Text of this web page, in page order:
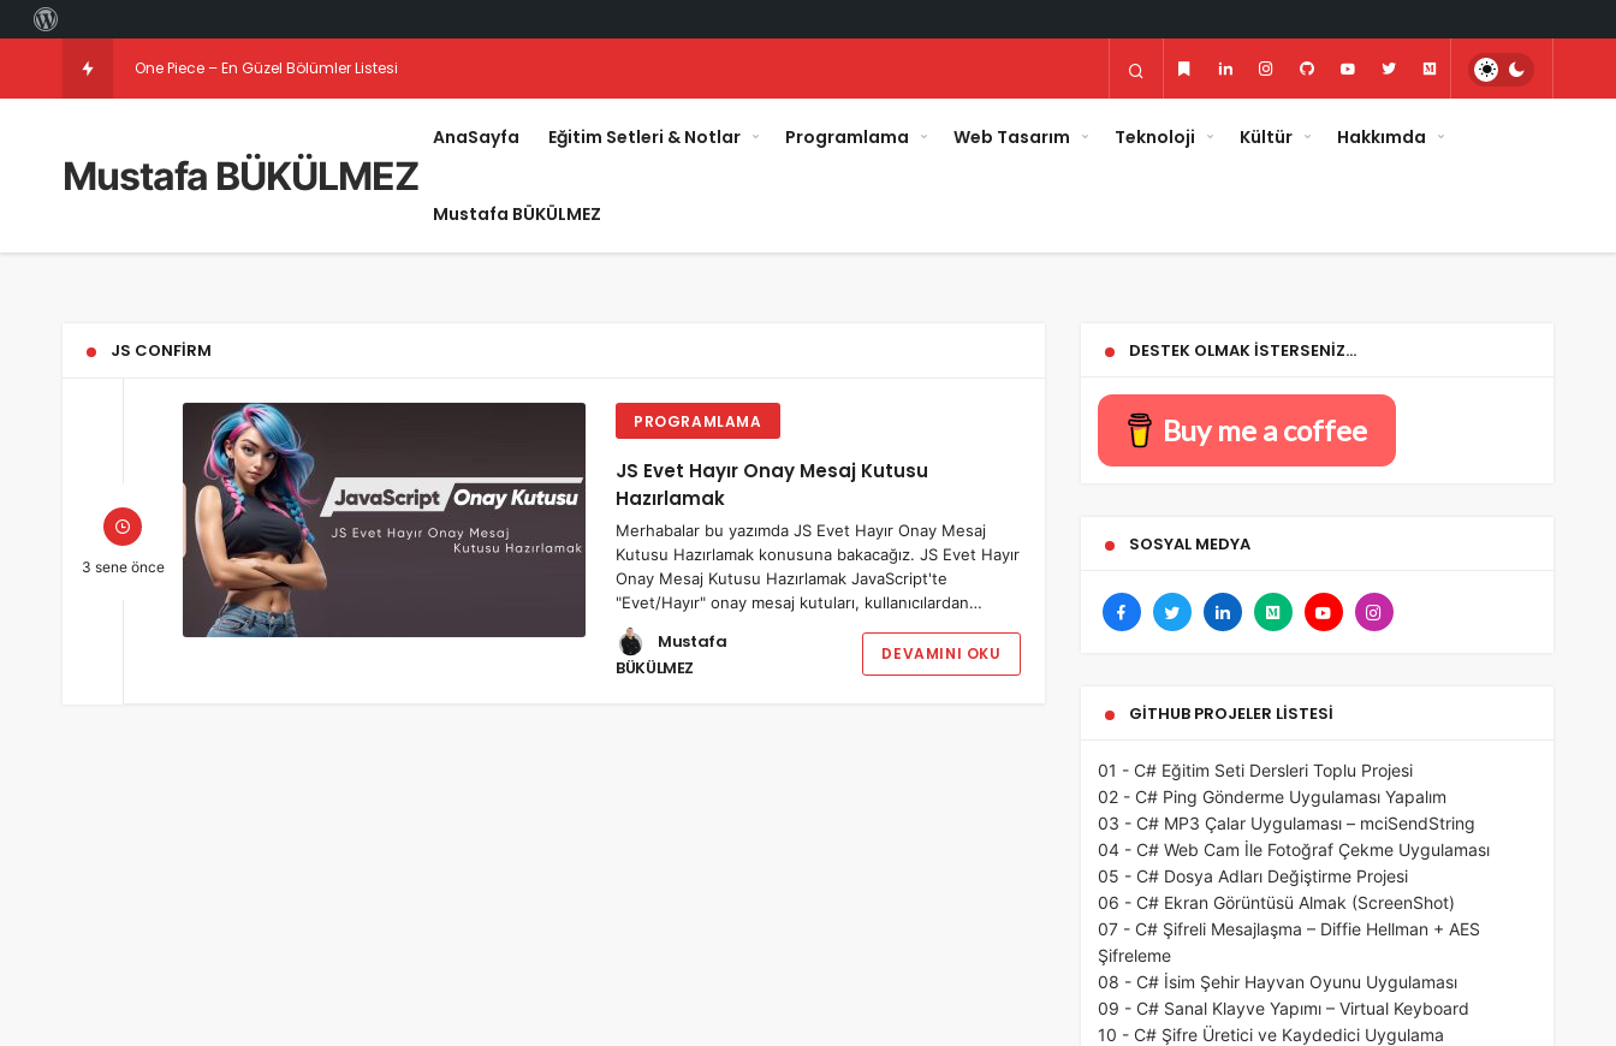
One Piece – En Güzel Bölümler Listesi
Mustafa BÜKÜLMEZ
AnaSayfa Eğitim Setleri & Notlar Programlama Web Tasarım Teknoloji Kültür Hakkımda
Mustafa BÜKÜLMEZ
JS CONFIRM
3 sene önce
PROGRAMLAMA
JS Evet Hayır Onay Mesaj Kutusu
Hazırlamak
Merhabalar bu yazımda JS Evet Hayır Onay Mesaj
Kutusu Hazırlamak konusuna bakacağız. JS Evet Hayır
Onay Mesaj Kutusu Hazırlamak JavaScript'te
"Evet/Hayır" onay mesaj kutuları, kullanıcılardan…
Mustafa
BÜKÜLMEZ
DEVAMINI OKU
DESTEK OLMAK İSTERSENIZ…
Buy me a coffee
SOSYAL MEDYA
GITHUB PROJELER LISTESI
01 - C# Eğitim Seti Dersleri Toplu Projesi
02 - C# Ping Gönderme Uygulaması Yapalım
03 - C# MP3 Çalar Uygulaması – mciSendString
04 - C# Web Cam İle Fotoğraf Çekme Uygulaması
05 - C# Dosya Adları Değiştirme Projesi
06 - C# Ekran Görüntüsü Almak (ScreenShot)
07 - C# Şifreli Mesajlaşma – Diffie Hellman + AES
Şifreleme
08 - C# İsim Şehir Hayvan Oyunu Uygulaması
09 - C# Sanal Klayve Yapımı – Virtual Keyboard
10 - C# Şifre Üretici ve Kaydedici Uygulama